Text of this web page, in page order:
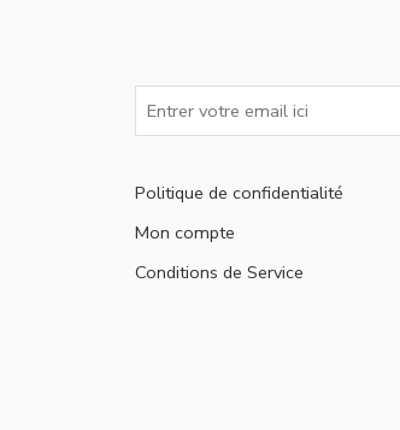
Politique de confidentialité
Mon compte
Conditions de Service